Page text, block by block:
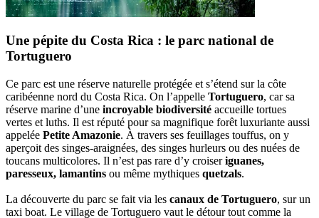
Une pépite du Costa Rica : le parc national de
Tortuguero
Ce parc est une réserve naturelle protégée et s’étend sur la côte
caribéenne nord du Costa Rica. On l’appelle Tortuguero, car sa
réserve marine d’une incroyable biodiversité accueille tortues
vertes et luths. Il est réputé pour sa magnifique forêt luxuriante aussi
appelée Petite Amazonie. À travers ses feuillages touffus, on y
aperçoit des singes-araignées, des singes hurleurs ou des nuées de
toucans multicolores. Il n’est pas rare d’y croiseriguanes,
paresseux, lamantins ou même mythiques quetzals.
La découverte du parc se fait via les canaux de Tortuguero, sur un
taxi boat. Le village de Tortuguero vaut le détour tout comme la